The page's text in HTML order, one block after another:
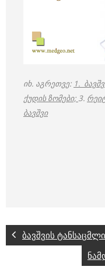
იხ. აგრეთვე: 1.
ქუდის ზომები; 3.
ბავშვი
ბავშვის